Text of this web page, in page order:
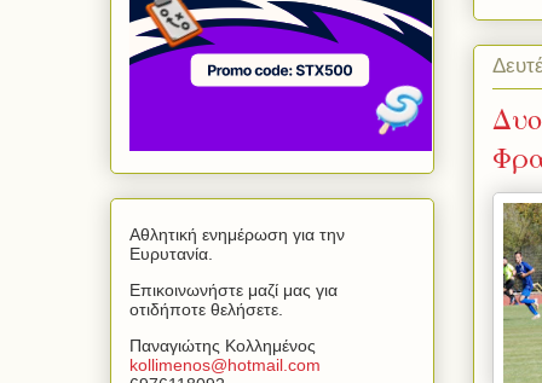
Αθλητική ενημέρωση για την
Ευρυτανία.
Επικοινωνήστε μαζί μας για
οτιδήποτε θελήσετε.
Παναγιώτης Κολλημένος
kollimenos@hotmail com